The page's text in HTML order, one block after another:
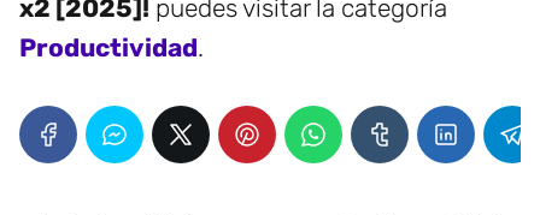
x2 [2025]! puedes visitar la categoría
Productividad.